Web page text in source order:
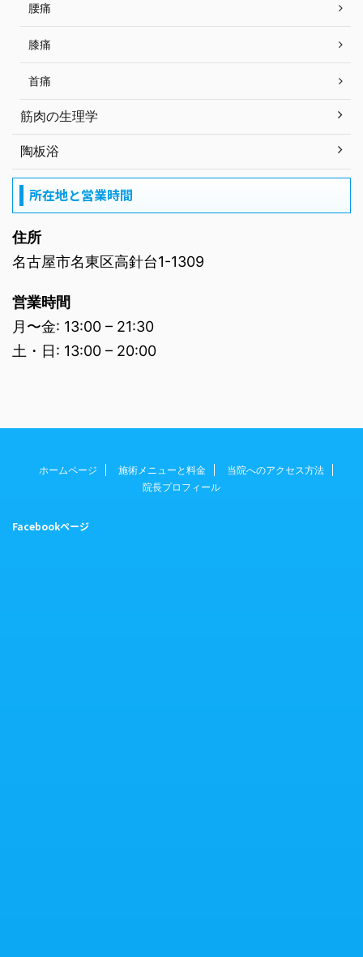
腰痛
膝痛
首痛
筋肉の生理学
陶板浴
所在地と営業時間
住所
名古屋市名東区高針台1-1309
営業時間
月〜金: 13:00 – 21:30
土・日: 13:00 – 20:00
ホームページ 施術メニューと料金
当院へのアクセス方法
院長プロフィール
Facebookページ